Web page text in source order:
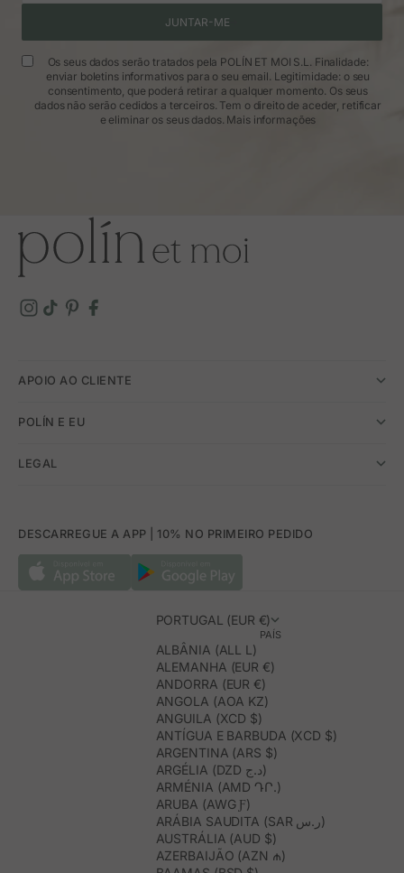
JUNTAR-ME
Os seus dados serão tratados pela POLÍN ET MOI S.L. Finalidade:
enviar boletins informativos para o seu email. Legitimidade: o seu
consentimento, que poderá retirar a qualquer momento. Os seus
dados não serão cedidos a terceiros. Tem o direito de aceder, retificar
e eliminar os seus dados. Mais informações
APOIO AO CLIENTE
POLÍN E EU
LEGAL
DESCARREGUE A APP | 10% NO PRIMEIRO PEDIDO
PORTUGAL (EUR €)
PAÍS
ALBÂNIA (ALL L)
ALEMANHA (EUR €)
ANDORRA (EUR €)
ANGOLA (AOA KZ)
ANGUILA (XCD $)
ANTÍGUA E BARBUDA (XCD $)
ARGENTINA (ARS $)
ARGÉLIA (DZD د.ج)
ARMÉNIA (AMD ԴՐ.)
ARUBA (AWG Ƒ)
ARÁBIA SAUDITA (SAR ر.س)
AUSTRÁLIA (AUD $)
AZERBAIJÃO (AZN ₼)